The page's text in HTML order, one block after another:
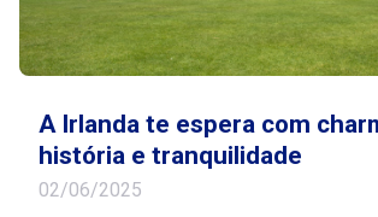
A Irlanda te espera com
história e tranquilidade
02/06/2025